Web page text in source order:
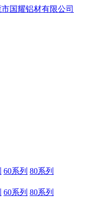
60系列 80系列
60系列 80系列